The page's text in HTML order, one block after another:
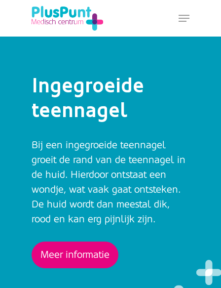
main
Menu
Ingegroeide
teennagel
Bij een ingegroeide teennagel
groeit de rand van de teennagel in
de huid. Hierdoor ontstaat een
wondje, wat vaak gaat ontsteken.
De huid wordt dan meestal dik,
rood en kan erg pijnlijk zijn.
Meer informatie